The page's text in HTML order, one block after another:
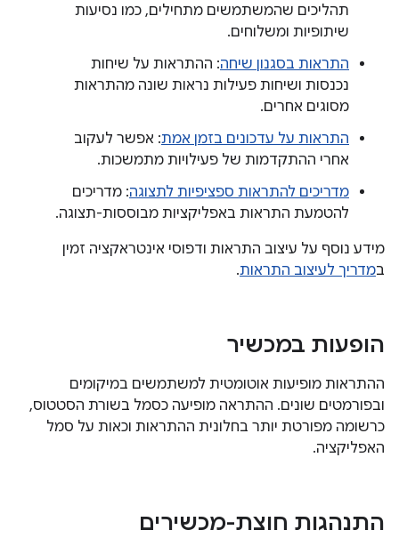
תהליכים שהמשתמשים מתחילים, כמו נסיעות
שיתופיות ומשלוחים.
התראות בסגנון שיחה: ההתראות על שיחות
נכנסות ושיחות פעילות נראות שונה מהתראות
מסוגים אחרים.
התראות על עדכונים בזמן אמת: אפשר לעקוב
אחרי ההתקדמות של פעילויות מתמשכות.
מדריכים להתראות ספציפיות לתצוגה: מדריכים
להטמעת התראות באפליקציות מבוססות-תצוגה.
מידע נוסף על עיצוב התראות ודפוסי אינטראקציה זמין
במדריך לעיצוב התראות.
הופעות במכשיר
ההתראות מופיעות אוטומטית למשתמשים במיקומים
ובפורמטים שונים. ההתראה מופיעה כסמל בשורת הסטטוס,
כרשומה מפורטת יותר בחלונית ההתראות וכאות על סמל
האפליקציה.
התנהגות חוצת-מכשירים